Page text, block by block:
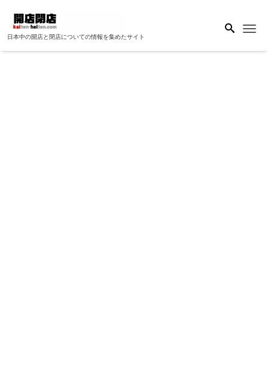
日本中の開店と閉店についての情報を集めたサイト